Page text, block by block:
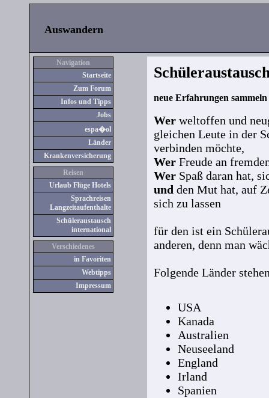
Auswandern
neue Erfahrungen
Werweltoffen und
gleichen Leute in der
verbinden möchte,
WerFreude an
WerSpaß daran hat,
und den Mut hat, auf
sich zu lassen
für den ist ein
anderen, denn man
Folgende Länder
USA
Kanada
Australien
Neuseeland
England
Irland
Spanien
Navigation
Startseite
Zum Forum
Infos und Tipps
Jobs
espa�ol
Länder
Krankenversicherung
Reisen
Urlaub Flüge Hotels
Sprachreisen
Langzeitaufenthalte
Schüleraustausch
international
Verschiedenes
in Favoriten
Webtipps
Impressum